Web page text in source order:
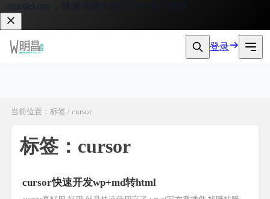
登录
当前位置：标签 / cursor
标签：cursor
cursor快速开发wp+md转html